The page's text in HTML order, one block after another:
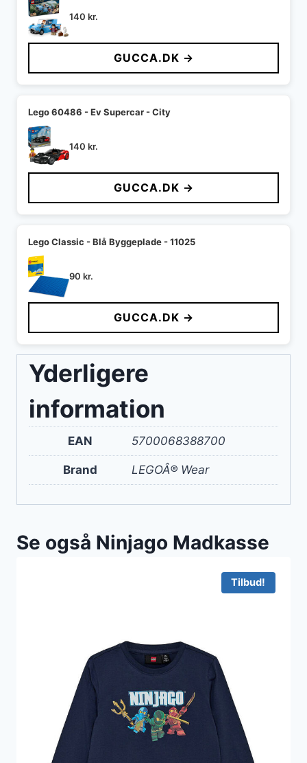
140 kr.
GUCCA.DK →
Lego 60486 - Ev Supercar - City
140 kr.
GUCCA.DK →
Lego Classic - Blå Byggeplade - 11025
90 kr.
GUCCA.DK →
Yderligere
information
EAN 5700068388700
Brand LEGOÂ® Wear
Se også Ninjago Madkasse
Tilbud!